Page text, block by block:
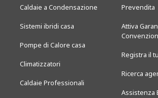
Caldaie a Condensazione
Sistemi ibridi casa
Pompe di Calore casa
Climatizzatori
Caldaie Professionali
Prevendita
Attiva
Registra il
Ricerca
Assistenza